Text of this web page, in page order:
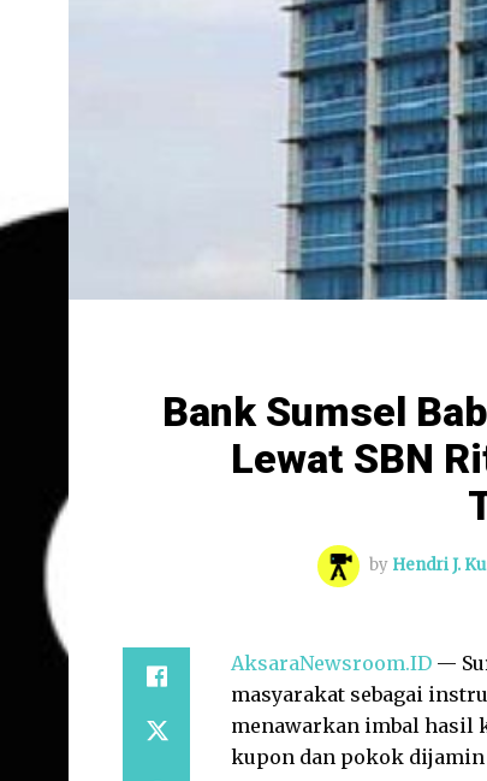
Bank Sumsel
Lewat SBN
by Hendri J.
AksaraNewsroom.ID —
masyarakat sebagai
menawarkan imbal hasil
kupon dan pokok dijamin